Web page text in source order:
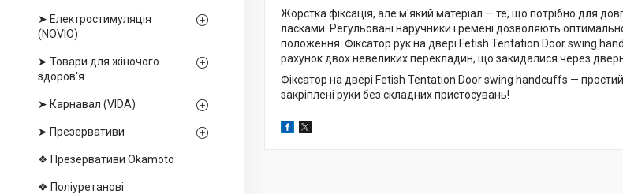
➤ Електростимуляція
(NOVIO)
➤ Товари для жіночого
здоров'я
➤ Карнавал (VIDA)
➤ Презервативи
❖ Презервативи Okamoto
❖ Поліуретанові
Жорстка фіксація, але м'який матеріал — те, що потрібно для
ласками. Регульовані наручники і ремені дозволяють
положення. Фіксатор рук на двері Fetish Tentation Door swing
рахунок двох невеликих перекладин, що закидалися через
Фіксатор на двері Fetish Tentation Door swing handcuffs — простий
закріплені руки без складних пристосувань!